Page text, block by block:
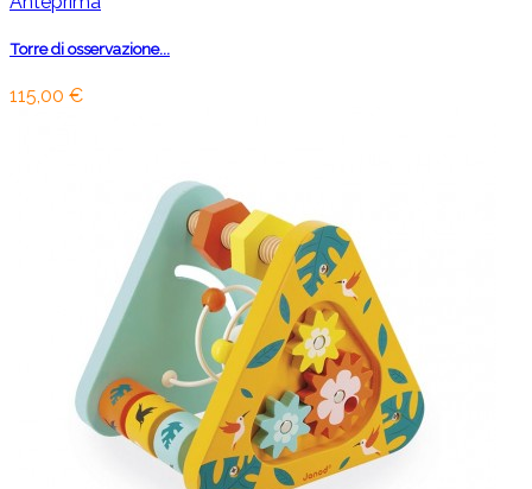
Torre di osservazione...
115,00 €